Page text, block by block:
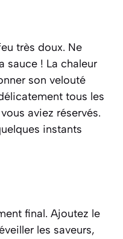
très doux. Ne
sauce ! La chaleur
son velouté
tous les
aviez réservés.
instants
final. Ajoutez le
les saveurs,